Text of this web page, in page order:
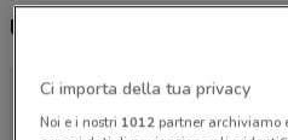
Ultime offerte del
Ci importa della tua privacy
Noi e i nostri 1012partner archiviamo